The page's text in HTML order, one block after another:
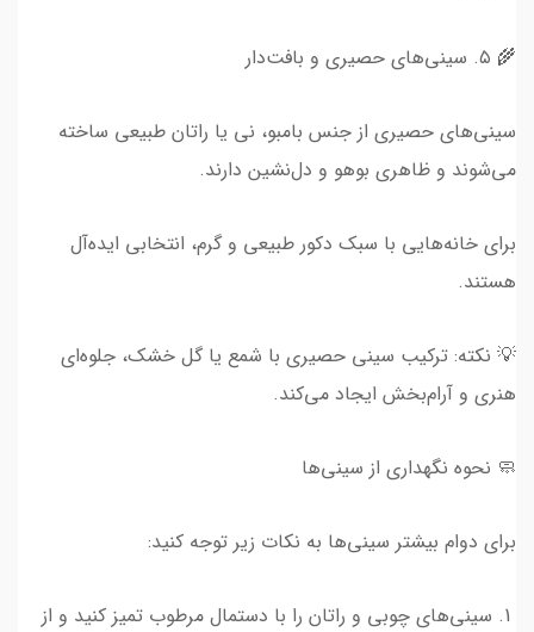
🌾 ۵. سینی‌های حصیری و بافت‌دار
سینی‌های حصیری از جنس بامبو، نی یا راتان طبیعی ساخته
می‌شوند و ظاهری بوهو و دل‌نشین دارند.
برای خانه‌هایی با سبک دکور طبیعی و گرم، انتخابی ایده‌آل
هستند.
💡 نکته: ترکیب سینی حصیری با شمع یا گل خشک، جلوه‌ای
هنری و آرام‌بخش ایجاد می‌کند.
🧼 نحوه نگهداری از سینی‌ها
برای دوام بیشتر سینی‌ها به نکات زیر توجه کنید:
سینی‌های چوبی و راتان را با دستمال مرطوب تمیز کنید و از